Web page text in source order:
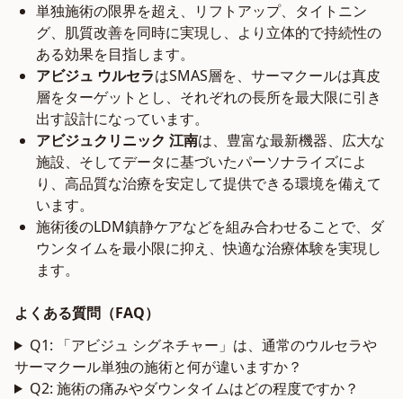
単独施術の限界を超え、リフトアップ、タイトニン
グ、肌質改善を同時に実現し、より立体的で持続性の
ある効果を目指します。
アビジュ ウルセラはSMAS層を、サーマクールは真皮
層をターゲットとし、それぞれの長所を最大限に引き
出す設計になっています。
アビジュクリニック 江南は、豊富な最新機器、広大な
施設、そしてデータに基づいたパーソナライズによ
り、高品質な治療を安定して提供できる環境を備えて
います。
施術後のLDM鎮静ケアなどを組み合わせることで、ダ
ウンタイムを最小限に抑え、快適な治療体験を実現し
ます。
よくある質問（FAQ）
Q1: 「アビジュ シグネチャー」は、通常のウルセラや
サーマクール単独の施術と何が違いますか？
Q2: 施術の痛みやダウンタイムはどの程度ですか？